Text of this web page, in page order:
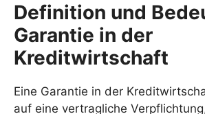
Definition und
Garantie in der
Kreditwirtschaft
Eine Garantie in der
auf eine vertragliche